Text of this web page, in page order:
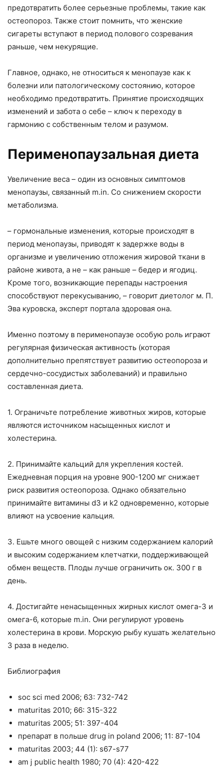
предотвратить более серьезные проблемы, такие как
остеопороз. Также стоит помнить, что женские
сигареты вступают в период полового созревания
раньше, чем некурящие.
Главное, однако, не относиться к менопаузе как к
болезни или патологическому состоянию, которое
необходимо предотвратить. Принятие происходящих
изменений и забота о себе – ключ к переходу в
гармонию с собственным телом и разумом.
Перименопаузальная диета
Увеличение веса – один из основных симптомов
менопаузы, связанный m.in. Со снижением скорости
метаболизма.
– гормональные изменения, которые происходят в
период менопаузы, приводят к задержке воды в
организме и увеличению отложения жировой ткани в
районе живота, а не – как раньше – бедер и ягодиц.
Кроме того, возникающие перепады настроения
способствуют перекусыванию, – говорит диетолог м. П.
Эва куровска, эксперт портала здоровая она.
Именно поэтому в перименопаузе особую роль играют
регулярная физическая активность (которая
дополнительно препятствует развитию остеопороза и
сердечно-сосудистых заболеваний) и правильно
составленная диета.
1. Ограничьте потребление животных жиров, которые
являются источником насыщенных кислот и
холестерина.
2. Принимайте кальций для укрепления костей.
Ежедневная порция на уровне 900-1200 мг снижает
риск развития остеопороза. Однако обязательно
принимайте витамины d3 и k2 одновременно, которые
влияют на усвоение кальция.
3. Ешьте много овощей с низким содержанием калорий
и высоким содержанием клетчатки, поддерживающей
обмен веществ. Плоды лучше ограничить ок. 300 г в
день.
4. Достигайте ненасыщенных жирных кислот омега-3 и
омега-6, которые m.in. Они регулируют уровень
холестерина в крови. Морскую рыбу кушать желательно
3 раза в неделю.
Библиография
soc sci med 2006; 63: 732-742
maturitas 2010; 66: 315-322
maturitas 2005; 51: 397-404
препарат в польше drug in poland 2006; 11: 87-104
maturitas 2003; 44 (1): s67-s77
am j public health 1980; 70 (4): 420-422